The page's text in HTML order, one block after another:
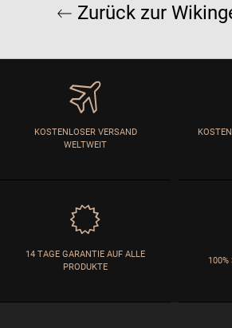
Zurück zur
KOSTENLOSER VERSAND
WELTWEIT
14 TAGE GARANTIE AUF ALLE
PRODUKTE
100%